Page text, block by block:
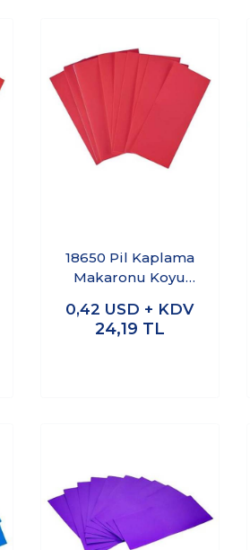
18650 Pil Kaplama
Makaronu Koyu
0,42 USD + KDV
24,19 TL